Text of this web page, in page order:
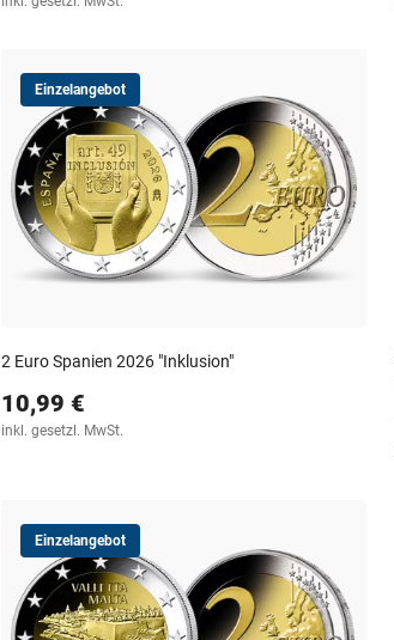
Einzelangebot
2 Euro Spanien 2026 "Inklusion"
10,99 €
inkl. gesetzl. MwSt.
Einzelangebot